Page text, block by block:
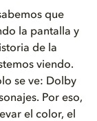
que
la pantalla y
de la
viendo.
se ve: Dolby
Por eso,
el color, el